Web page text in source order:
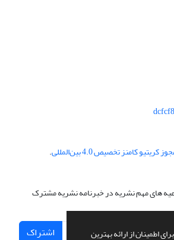
اطمینان از ارائه بهترین
کریتیو کامنز تخصیص 4.0 بین‌المللی .
های مهم نشریه در خبرنامه نشریه مشترک
اشتراک